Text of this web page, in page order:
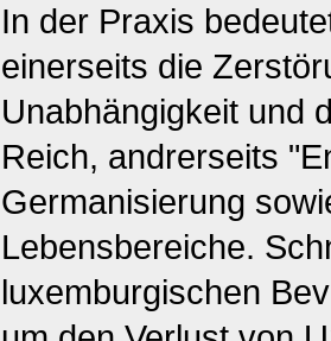
In der Praxis
einerseits die
Unabhängigkeit und
Reich, andrerseits
Germanisierung
Lebensbereiche.
luxemburgischen